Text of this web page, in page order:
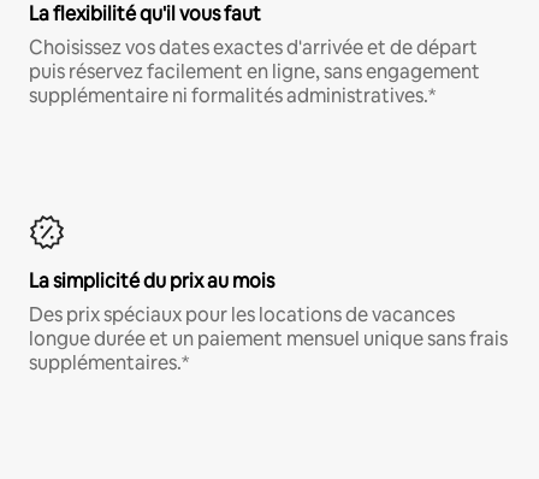
La flexibilité qu'il vous faut
Choisissez vos dates exactes d'arrivée et de départ
puis réservez facilement en ligne, sans engagement
supplémentaire ni formalités administratives.*
La simplicité du prix au mois
Des prix spéciaux pour les locations de vacances
longue durée et un paiement mensuel unique sans frais
supplémentaires.*